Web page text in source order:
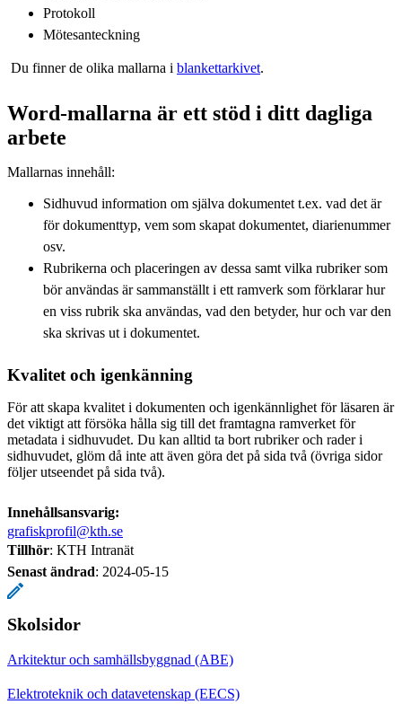
Protokoll
Mötesanteckning
Du finner de olika mallarna i blankettarkivet.
Word-mallarna är ett stöd i ditt dagliga
arbete
Mallarnas innehåll:
Sidhuvud information om själva dokumentet t.ex. vad det är
för dokumenttyp, vem som skapat dokumentet, diarienummer
osv.
Rubrikerna och placeringen av dessa samt vilka rubriker som
bör användas är sammanställt i ett ramverk som förklarar hur
en viss rubrik ska användas, vad den betyder, hur och var den
ska skrivas ut i dokumentet.
Kvalitet och igenkänning
För att skapa kvalitet i dokumenten och igenkännlighet för läsaren är
det viktigt att försöka hålla sig till det framtagna ramverket för
metadata i sidhuvudet. Du kan alltid ta bort rubriker och rader i
sidhuvudet, glöm då inte att även göra det på sida två (övriga sidor
följer utseendet på sida två).
Innehållsansvarig:
grafiskprofil@kth.se
Tillhör: KTH Intranät
Senast ändrad: 2024-05-15
Skolsidor
Arkitektur och samhällsbyggnad (ABE)
Elektroteknik och datavetenskap (EECS)